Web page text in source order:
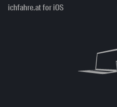
ichfahre.at for iOS